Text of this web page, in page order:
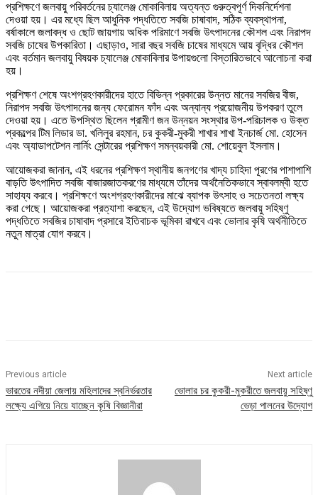
প্রশিক্ষণে জলবায়ু পরিবর্তনের চ্যালেঞ্জ মোকাবিলায় অত্যন্ত গুরুত্বপূর্ণ দিকনির্দেশনা
দেওয়া হয়। এর মধ্যে ছিল আধুনিক পদ্ধতিতে সবজি চাষাবাদ, সঠিক ব্যবস্থাপনা,
বর্ষাকালে জলাবদ্ধ ও ছোট জায়গায় অধিক পরিমাণে সবজি উৎপাদনের কৌশল এবং নিরাপদ
সবজি চাষের উপকারিতা। এছাড়াও, সারা বছর সবজি চাষের মাধ্যমে আয় বৃদ্ধির কৌশল
এবং বর্তমান জলবায়ু বিষয়ক চ্যালেঞ্জ মোকাবিলার উপায়গুলো বিস্তারিতভাবে আলোচনা করা
হয়।
প্রশিক্ষণ শেষে অংশগ্রহণকারীদের হাতে বিভিন্ন প্রকারের উন্নত মানের সবজির বীজ,
নিরাপদ সবজি উৎপাদনের জন্য ফেরোমন ফাঁদ এবং অন্যান্য প্রয়োজনীয় উপকরণ তুলে
দেওয়া হয়। এতে উপস্থিত ছিলেন গ্রামীণ জন উন্নয়ন সংস্থার উপ-পরিচালক ও উক্ত
প্রকল্পের টিম লিডার ডা. খলিলুর রহমান, চর কুকরী-মুকরী শাখার শাখা ইনচার্জ মো. হোসেন
এবং অ্যাডাপটেশন লার্নিং সেন্টারের প্রশিক্ষণ সমন্বয়কারী মো. শোয়েবুল ইসলাম।
আয়োজকরা জানান, এই ধরনের প্রশিক্ষণ স্থানীয় জনগণের খাদ্য চাহিদা পূরণের পাশাপাশি
বাড়তি উৎপাদিত সবজি বাজারজাতকরণের মাধ্যমে তাঁদের অর্থনৈতিকভাবে স্বাবলম্বী হতে
সাহায্য করবে। প্রশিক্ষণে অংশগ্রহণকারীদের মাঝে ব্যাপক উৎসাহ ও সচেতনতা লক্ষ্য
করা গেছে। আয়োজকরা প্রত্যাশা করছেন, এই উদ্যোগ ভবিষ্যতে জলবায়ু সহিষ্ণু
পদ্ধতিতে সবজির চাষাবাদ প্রসারে ইতিবাচক ভূমিকা রাখবে এবং ভোলার কৃষি অর্থনীতিতে
নতুন মাত্রা যোগ করবে।
Previous article
ভারতের নদীয়া জেলায় মহিলাদের স্বনির্ভরতার
লক্ষ্যে এগিয়ে নিয়ে যাচ্ছেন কৃষি বিজ্ঞানীরা
Next article
ভোলার চর কুকরী-মুকরীতে জলবায়ু সহিষ্ণু
ভেড়া পালনের উদ্যোগ